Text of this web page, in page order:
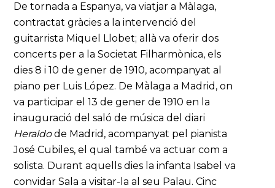
De tornada a Espanya, va viatjar a Màlaga,
contractat gràcies a la intervenció del
guitarrista Miquel Llobet; allà va oferir dos
concerts per a la Societat Filharmònica, els
dies 8 i 10 de gener de 1910, acompanyat al
piano per Luis López. De Màlaga a Madrid, on
va participar el 13 de gener de 1910 en la
inauguració del saló de música del diari
Heraldode Madrid, acompanyat pel pianista
José Cubiles, el qual també va actuar com a
solista. Durant aquells dies la infanta Isabel va
convidar Sala a visitar-la al seu Palau. Cinc